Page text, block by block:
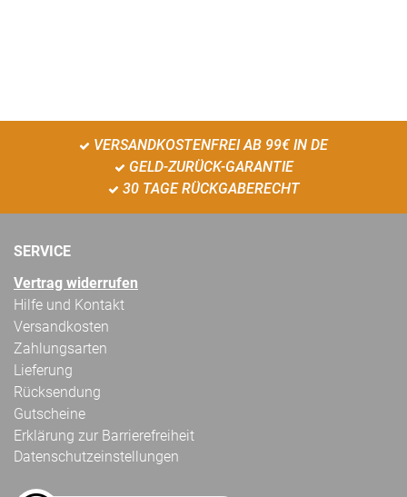
VERSANDKOSTENFREI AB 99€ IN DE
GELD-ZURÜCK-GARANTIE
30 TAGE RÜCKGABERECHT
SERVICE
Vertrag widerrufen
Hilfe und Kontakt
Versandkosten
Zahlungsarten
Lieferung
Rücksendung
Gutscheine
Erklärung zur Barrierefreiheit
Datenschutzeinstellungen